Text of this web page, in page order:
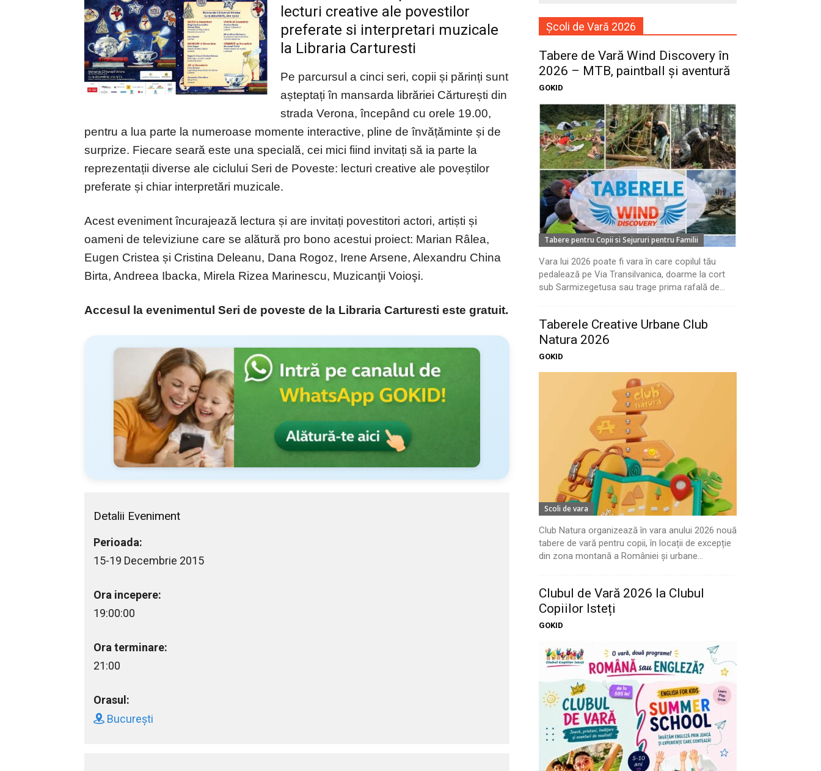
lecturi creative ale povestilor
preferate si interpretari muzicale
la Libraria Carturesti
Pe parcursul a cinci seri, copii și părinți sunt
așteptați în mansarda librăriei Cărturești din
strada Verona, începând cu orele 19.00,
pentru a lua parte la numeroase momente interactive, pline de învățăminte și de
surprize. Fiecare seară este una specială, cei mici fiind invitați să ia parte la
reprezentații diverse ale ciclului Seri de Poveste: lecturi creative ale poveștilor
preferate și chiar interpretări muzicale.
Acest eveniment încurajează lectura și are invitați povestitori actori, artiști și
oameni de televiziune care se alătură pro bono acestui proiect: Marian Râlea,
Eugen Cristea și Cristina Deleanu, Dana Rogoz, Irene Arsene, Alexandru China
Birta, Andreea Ibacka, Mirela Rizea Marinescu, Muzicanţii Voioşi.
Accesul la evenimentul Seri de poveste de la Libraria Carturesti este gratuit.
Detalii Eveniment
Perioada:
15-19 Decembrie 2015
Ora incepere:
19:00:00
Ora terminare:
21:00
Orasul:
București
Școli de Vară 2026
Tabere de Vară Wind Discovery în
2026 – MTB, paintball și aventură
GOKID
Tabere pentru Copii si Sejururi pentru Familii
Vara lui 2026 poate fi vara în care copilul tău
pedalează pe Via Transilvanica, doarme la cort
sub Sarmizegetusa sau trage prima rafală de...
Taberele Creative Urbane Club
Natura 2026
GOKID
Scoli de vara
Club Natura organizează în vara anului 2026 nouă
tabere de vară pentru copii, în locații de excepție
din zona montană a României și urbane...
Clubul de Vară 2026 la Clubul
Copiilor Isteți
GOKID